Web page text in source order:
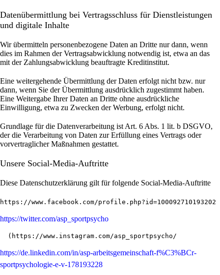
Daten­übermittlung bei Vertragsschluss für Dienstleistungen
und digitale Inhalte
Wir übermitteln personenbezogene Daten an Dritte nur dann, wenn
dies im Rahmen der Vertragsabwicklung notwendig ist, etwa an das
mit der Zahlungsabwicklung beauftragte Kreditinstitut.
Eine weitergehende Übermittlung der Daten erfolgt nicht bzw. nur
dann, wenn Sie der Übermittlung ausdrücklich zugestimmt haben.
Eine Weitergabe Ihrer Daten an Dritte ohne ausdrückliche
Einwilligung, etwa zu Zwecken der Werbung, erfolgt nicht.
Grundlage für die Datenverarbeitung ist Art. 6 Abs. 1 lit. b DSGVO,
der die Verarbeitung von Daten zur Erfüllung eines Vertrags oder
vorvertraglicher Maßnahmen gestattet.
Unsere Social-Media-Auftritte
Diese Datenschutzerklärung gilt für folgende Social-Media-Auftritte
https://www.facebook.com/profile.php?id=100092710193202
https://twitter.com/asp_sportpsycho
  (
https://www.instagram.com/asp_sportpsycho/
https://de.linkedin.com/in/asp-arbeitsgemeinschaft-f%C3%BCr-
sportpsychologie-e-v-178193228